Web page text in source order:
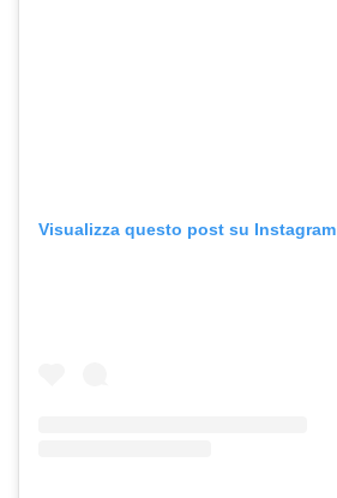
Visualizza questo post su Instagram